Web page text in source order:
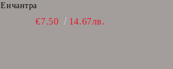
Енчантра
€7.50 14.67лв.